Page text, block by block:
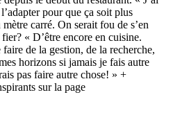
pour que ça soit plus
carré. On serait fou de s’en
« D’être encore en cuisine.
de la gestion, de la recherche,
horizons si jamais je fais autre
pas faire autre chose! » +
sur la page